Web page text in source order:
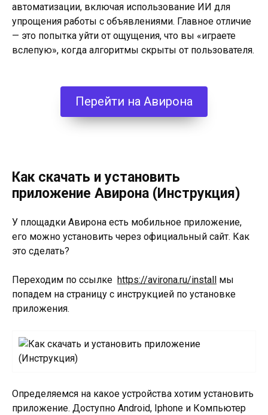
автоматизации, включая использование ИИ для
упрощения работы с объявлениями. Главное отличие
— это попытка уйти от ощущения, что вы «играете
вслепую», когда алгоритмы скрыты от пользователя.
Перейти на Авирона
Как скачать и установить
приложение Авирона (Инструкция)
У площадки Авирона есть мобильное приложение,
его можно установить через официальный сайт. Как
это сделать?
Переходим по ссылке https://avirona.ru/install мы
попадем на страницу с инструкцией по установке
приложения.
Определяемся на какое устройства хотим установить
приложение. Доступно Android, Iphone и Компьютер